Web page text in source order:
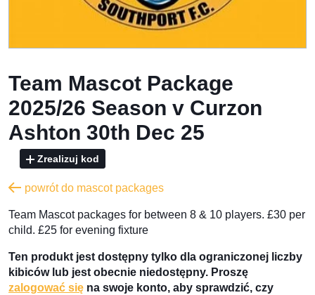
Team Mascot Package
2025/26 Season v Curzon
Ashton 30th Dec 25
Zrealizuj kod
powrót do mascot packages
Team Mascot packages for between 8 & 10 players. £30 per
child. £25 for evening fixture
Ten produkt jest dostępny tylko dla ograniczonej liczby
kibiców lub jest obecnie niedostępny. Proszę
zalogować się na swoje konto, aby sprawdzić, czy